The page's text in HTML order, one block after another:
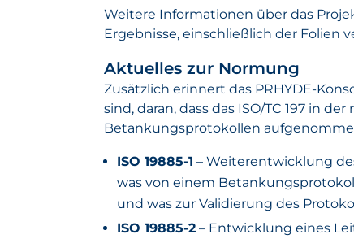
Weitere Informationen über das
Ergebnisse, einschließlich der Folien
Aktuelles zur Normung
Zusätzlich erinnert das PRHYDE-
sind, daran, dass das ISO/TC 197 in
Betankungsprotokollen
ISO 19885-1 – Weiterentwicklung
was von einem
und was zur Validierung des
ISO 19885-2 – Entwicklung eines